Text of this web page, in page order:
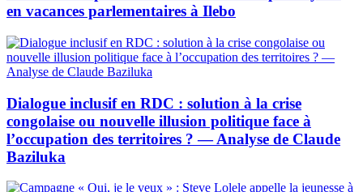
en vacances parlementaires à Ilebo
Dialogue inclusif en RDC : solution à la crise
congolaise ou nouvelle illusion politique face à
l’occupation des territoires ? — Analyse de Claude
Baziluka